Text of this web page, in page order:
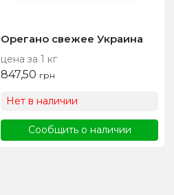
Орегано свежее Украина
цена за 1 кг
847,50 грн
Нет в наличии
Сообщить о наличии